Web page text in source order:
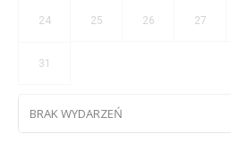
24 25 26 27
31
BRAK WYDARZEŃ